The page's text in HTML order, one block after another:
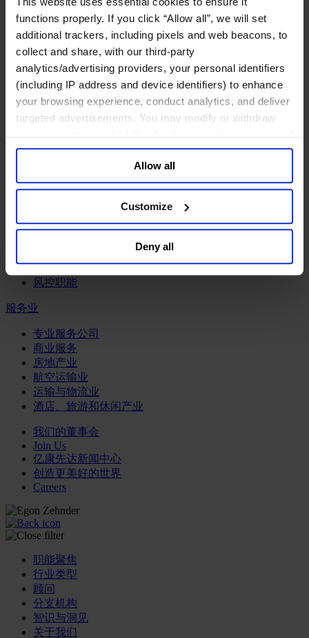
functions properly. If you click “Allow all”, we will set
additional trackers, including pixels and web beacons, to
collect and share, with our third-party
analytics/advertising providers, your personal identifiers
(including IP address and device identifiers) to enhance
your browsing experience, conduct analytics, and deliver
targeted advertisements. You may modify or withdraw
your consent or, in the US, object to the sale or sharing of
your data for targeted advertising, by clicking “Do Not
Sell or Share My Personal Information” in the footer of
the website. You must opt-out of each device and each
browser. For additional information and retention terms
general collection and use of personal information see
Allow all
Customize
Deny all
工业
化工与过程工业咨询团队
机械与工业技术
汽车与交通设备
能源业
金属与矿业
金融服务业
主权财富基金
保险业
投资银行、企业银行与金融市场
私募股权投资行业
财富管理
零售金融服务
风控职能
服务业
专业服务公司
商业服务
房地产业
航空运输业
运输与物流业
酒店、旅游和休闲产业
我们的董事会
Join Us
亿康先达新闻中心
创造更美好的世界
Careers
职能聚焦
行业类型
顾问
分支机构
智识与洞见
关于我们